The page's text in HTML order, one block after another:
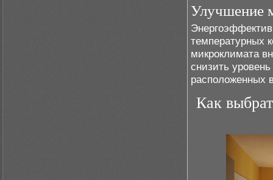
Улучшение
температурных
микроклимата
снизить
расположенных
Как